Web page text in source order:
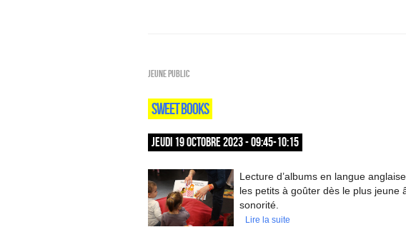
Jeune public
SWEET BOOKS
JEUDI 19 OCTOBRE 2023 - 09:45-10:15
Lecture d’albums en langue
les petits à goûter dès le plus jeune
sonorité.
Lire la suite